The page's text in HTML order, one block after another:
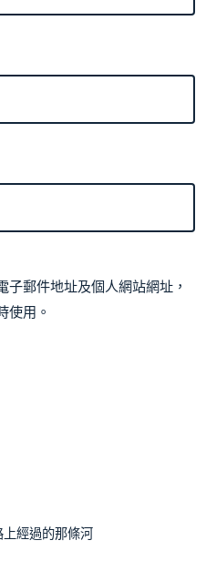
子郵件地址及個人網站網址，
使用。
上經過的那條河